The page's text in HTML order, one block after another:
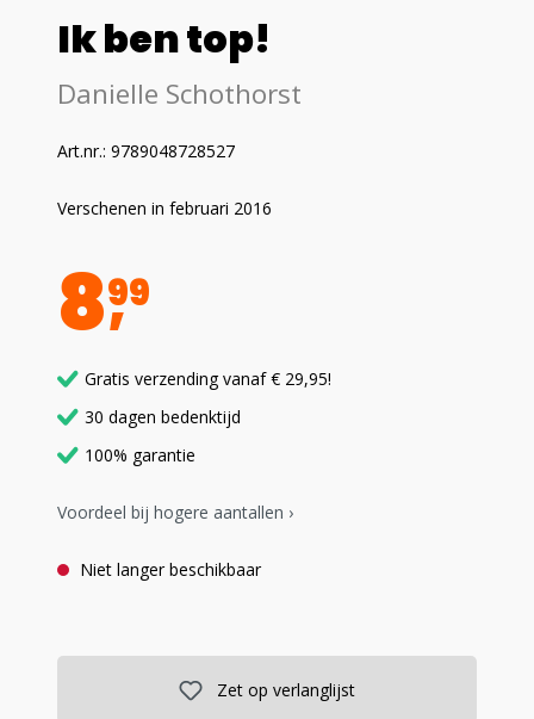
Ik ben top!
Danielle Schothorst
Art.nr.: 9789048728527
Verschenen in februari 2016
899
Gratis verzending vanaf € 29,95!
30 dagen bedenktijd
100% garantie
Voordeel bij hogere aantallen ›
Niet langer beschikbaar
Zet op verlanglijst